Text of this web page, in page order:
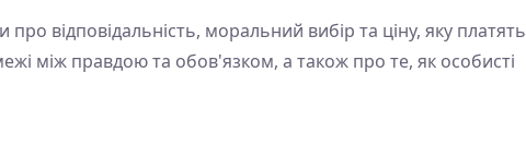
відповідальність, моральний вибір та ціну, яку платять
між правдою та обов'язком, а також про те, як особисті